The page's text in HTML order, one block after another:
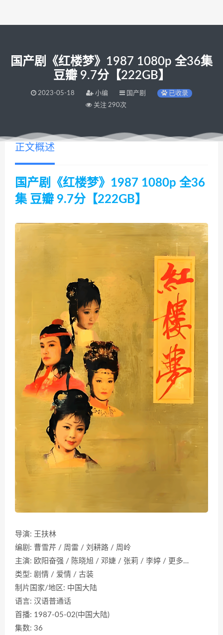
国产剧《红楼梦》1987 1080p 全36集
豆瓣 9.7分【222GB】
2023-05-18 小编 国产剧
已收录
关注 290次
正文概述
国产剧《红楼梦》1987 1080p 全36
集 豆瓣 9.7分【222GB】
导演: 王扶林
编剧: 曹雪芹 / 周雷 / 刘耕路 / 周岭
主演: 欧阳奋强 / 陈晓旭 / 邓婕 / 张莉 / 李婷 / 更多…
类型: 剧情 / 爱情 / 古装
制片国家/地区: 中国大陆
语言: 汉语普通话
首播: 1987-05-02(中国大陆)
集数: 36